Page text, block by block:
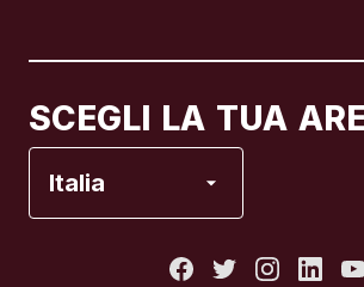
SCEGLI LA TUA
Italia